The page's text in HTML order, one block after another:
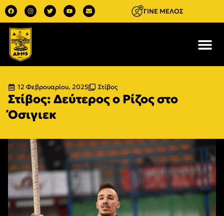
ΓΙΝΕ ΜΕΛΟΣ
12 Φεβρουαρίου, 2025 Στίβος
Στίβος: Δεύτερος ο Ρίζος στο
Όσιγιεκ